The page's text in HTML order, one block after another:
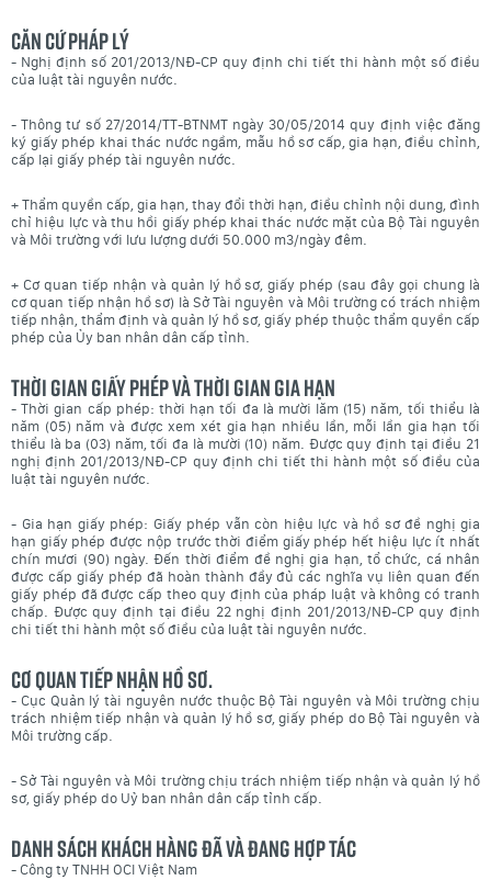
Căn cứ pháp lý
- Nghị định số 201/2013/NĐ-CP quy định chi tiết thi hành một số điều
của luật tài nguyên nước.
- Thông tư số 27/2014/TT-BTNMT ngày 30/05/2014 quy định việc đăng
ký giấy phép khai thác nước ngầm, mẫu hồ sơ cấp, gia hạn, điều chỉnh,
cấp lại giấy phép tài nguyên nước.
+ Thẩm quyền cấp, gia hạn, thay đổi thời hạn, điều chỉnh nội dung, đình
chỉ hiệu lực và thu hồi giấy phép khai thác nước mặt của Bộ Tài nguyên
và Môi trường với lưu lượng dưới 50.000 m3/ngày đêm.
+ Cơ quan tiếp nhận và quản lý hồ sơ, giấy phép (sau đây gọi chung là
cơ quan tiếp nhận hồ sơ) là Sở Tài nguyên và Môi trường có trách nhiệm
tiếp nhận, thẩm định và quản lý hồ sơ, giấy phép thuộc thẩm quyền cấp
phép của Ủy ban nhân dân cấp tỉnh.
Thời gian giấy phép và thời gian gia hạn
- Thời gian cấp phép: thời hạn tối đa là mười lăm (15) năm, tối thiểu là
năm (05) năm và được xem xét gia hạn nhiều lần, mỗi lần gia hạn tối
thiểu là ba (03) năm, tối đa là mười (10) năm. Được quy định tại điều 21
nghị định 201/2013/NĐ-CP quy định chi tiết thi hành một số điều của
luật tài nguyên nước.
- Gia hạn giấy phép: Giấy phép vẫn còn hiệu lực và hồ sơ đề nghị gia
hạn giấy phép được nộp trước thời điểm giấy phép hết hiệu lực ít nhất
chín mươi (90) ngày. Đến thời điểm đề nghị gia hạn, tổ chức, cá nhân
được cấp giấy phép đã hoàn thành đầy đủ các nghĩa vụ liên quan đến
giấy phép đã được cấp theo quy định của pháp luật và không có tranh
chấp. Được quy định tại điều 22 nghị định 201/2013/NĐ-CP quy định
chi tiết thi hành một số điều của luật tài nguyên nước.
Cơ quan tiếp nhận hồ sơ.
- Cục Quản lý tài nguyên nước thuộc Bộ Tài nguyên và Môi trường chịu
trách nhiệm tiếp nhận và quản lý hồ sơ, giấy phép do Bộ Tài nguyên và
Môi trường cấp.
- Sở Tài nguyên và Môi trường chịu trách nhiệm tiếp nhận và quản lý hồ
sơ, giấy phép do Uỷ ban nhân dân cấp tỉnh cấp.
Danh sách khách hàng đã và đang hợp tác
- Công ty TNHH OCI Việt Nam